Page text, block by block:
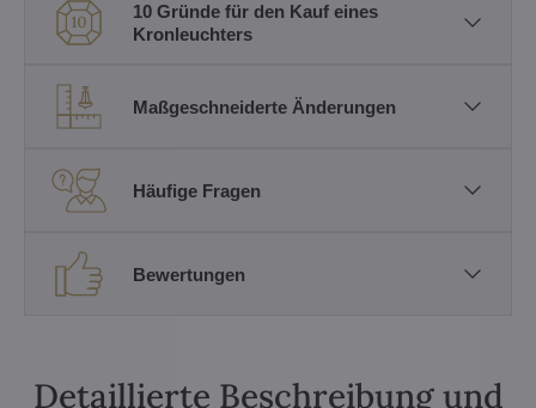
10 Gründe für den Kauf eines
Kronleuchters
Maßgeschneiderte Änderungen
Häufige Fragen
Bewertungen
Detaillierte Beschreibung und